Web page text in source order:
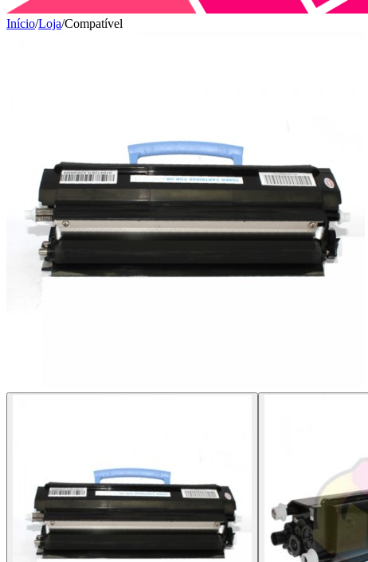
Início/Loja/Compatível